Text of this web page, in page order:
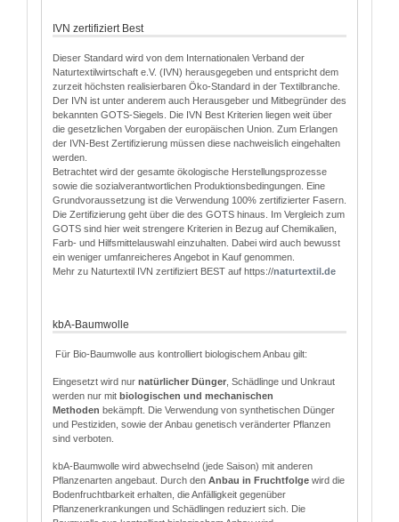
IVN zertifiziert Best
Dieser Standard wird von dem Internationalen Verband der
Naturtextilwirtschaft e.V. (IVN) herausgegeben und entspricht dem
zurzeit höchsten realisierbaren Öko-Standard in der Textilbranche.
Der IVN ist unter anderem auch Herausgeber und Mitbegründer des
bekannten GOTS-Siegels. Die IVN Best Kriterien liegen weit über
die gesetzlichen Vorgaben der europäischen Union. Zum Erlangen
der IVN-Best Zertifizierung müssen diese nachweislich eingehalten
werden.
Betrachtet wird der gesamte ökologische Herstellungsprozesse
sowie die sozialverantwortlichen Produktionsbedingungen. Eine
Grundvoraussetzung ist die Verwendung 100% zertifizierter Fasern.
Die Zertifizierung geht über die des GOTS hinaus. Im Vergleich zum
GOTS sind hier weit strengere Kriterien in Bezug auf Chemikalien,
Farb- und Hilfsmittelauswahl einzuhalten. Dabei wird auch bewusst
ein weniger umfanreicheres Angebot in Kauf genommen.
Mehr zu Naturtextil IVN zertifiziert BEST auf https://naturtextil.de
kbA-Baumwolle
Für Bio-Baumwolle aus kontrolliert biologischem Anbau gilt:
Eingesetzt wird nur natürlicher Dünger , Schädlinge und Unkraut
werden nur mit biologischen und mechanischen
Methoden bekämpft. Die Verwendung von synthetischen Dünger
und Pestiziden, sowie der Anbau genetisch veränderter Pflanzen
sind verboten.
kbA-Baumwolle wird abwechselnd (jede Saison) mit anderen
Pflanzenarten angebaut. Durch den Anbau in Fruchtfolge wird die
Bodenfruchtbarkeit erhalten, die Anfälligkeit gegenüber
Pflanzenerkrankungen und Schädlingen reduziert sich. Die